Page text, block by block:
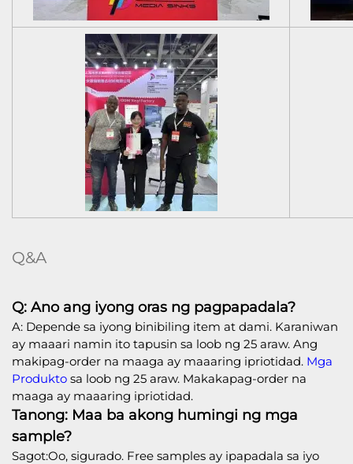
Q&A
Q: Ano ang iyong oras ng pagpapadala?
A: Depende sa iyong binibiling item at dami. Karaniwan
ay maaari namin ito tapusin sa loob ng 25 araw. Ang
makipag-order na maaga ay maaaring ipriotidad. Mga
Produkto sa loob ng 25 araw. Makakapag-order na
maaga ay maaaring ipriotidad.
Tanong: Maa ba akong humingi ng mga
sample?
Sagot:Oo, sigurado. Free samples ay ipapadala sa iyo